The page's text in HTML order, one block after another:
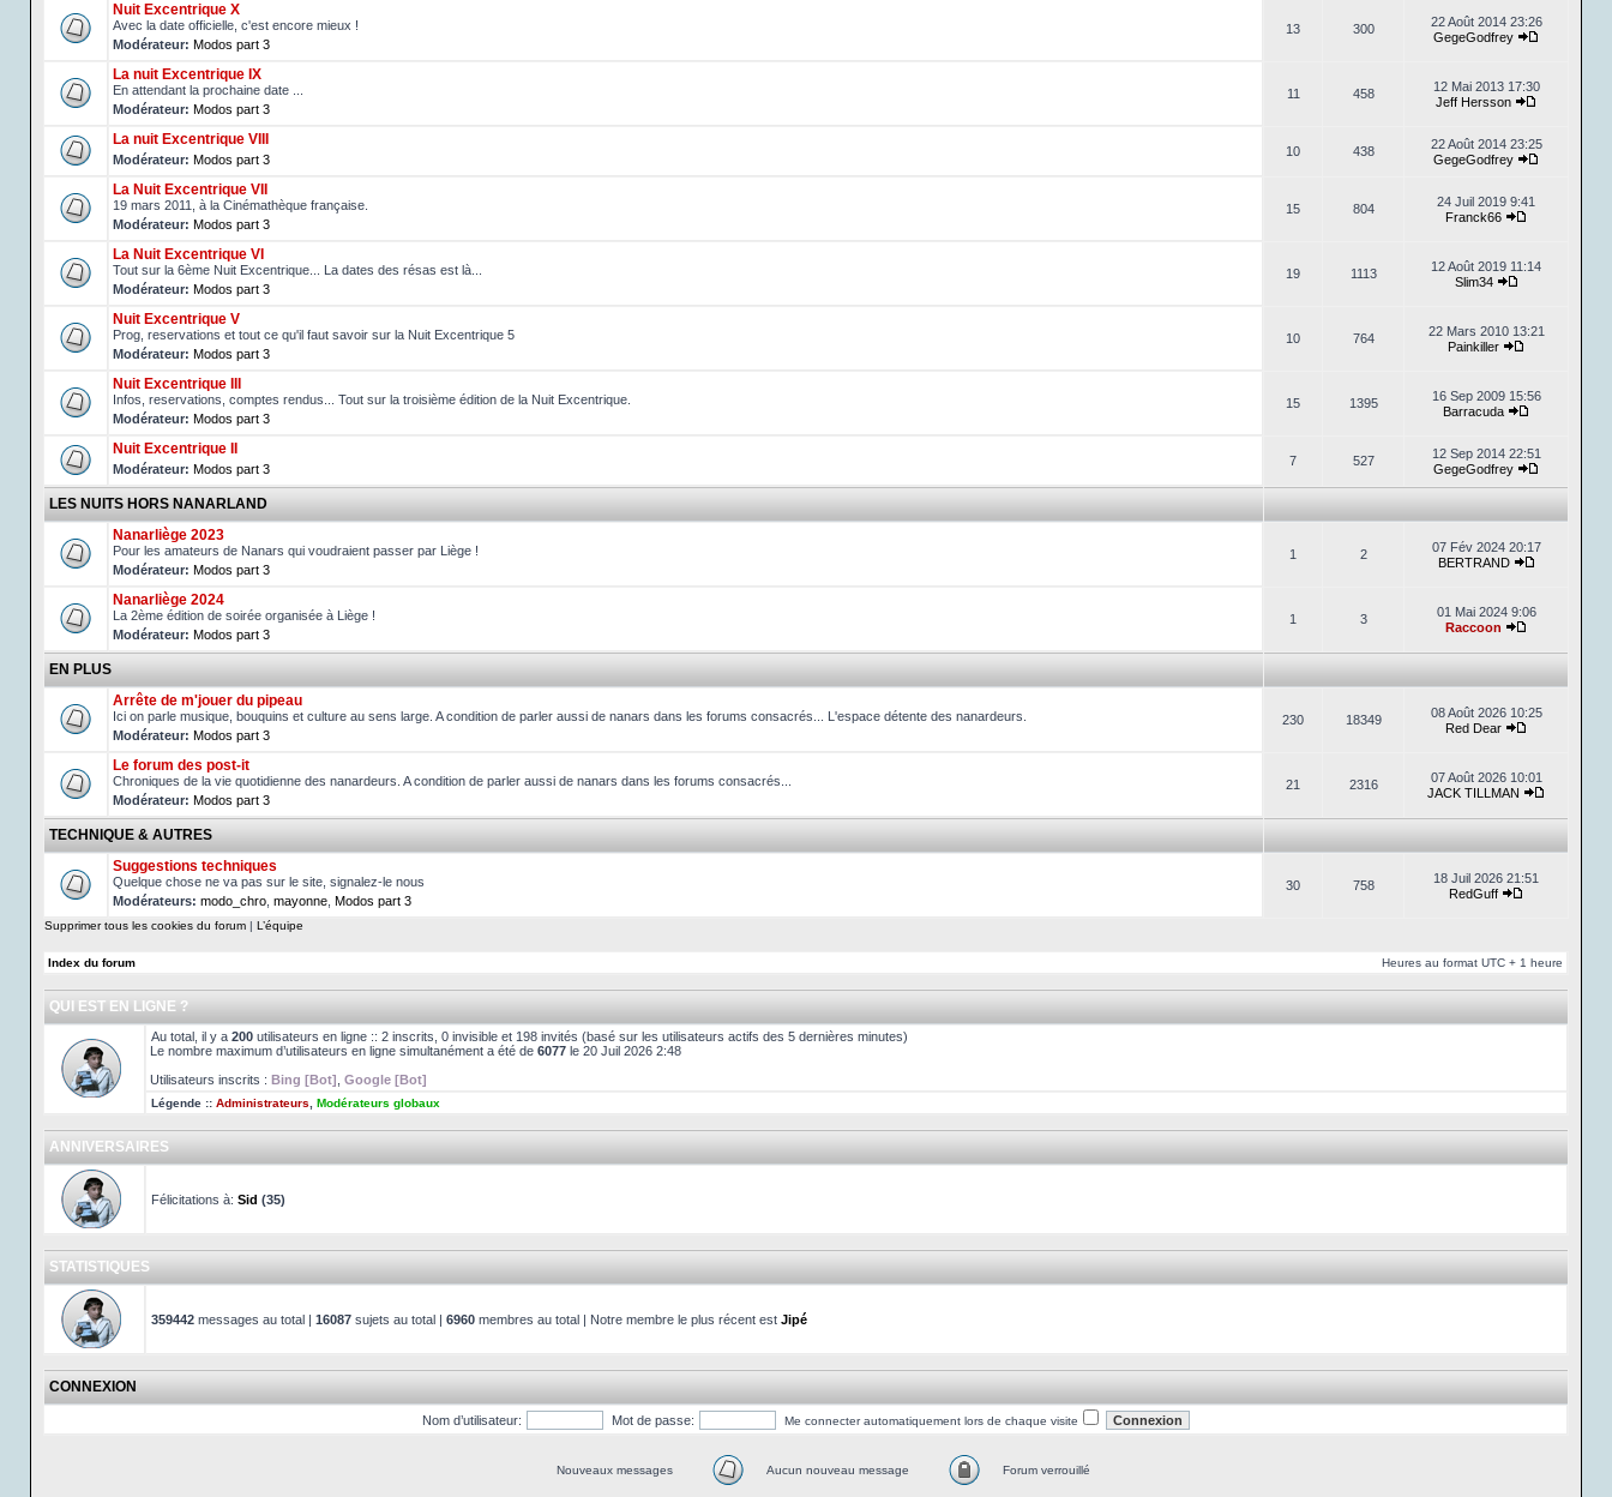
Nuit Excentrique X
Avec la date officielle, c'est encore mieux !
Modérateur: Modos part 3
13 300
22 Août 2014 23:26
GegeGodfrey
La nuit Excentrique IX
En attendant la prochaine date ...
Modérateur: Modos part 3
11 458
12 Mai 2013 17:30
Jeff Hersson
La nuit Excentrique VIII
Modérateur: Modos part 3
10 438
22 Août 2014 23:25
GegeGodfrey
La Nuit Excentrique VII
19 mars 2011, à la Cinémathèque française.
Modérateur: Modos part 3
15 804
24 Juil 2019 9:41
Franck66
La Nuit Excentrique VI
Tout sur la 6ème Nuit Excentrique... La dates des résas est là...
Modérateur: Modos part 3
19 1113
12 Août 2019 11:14
Slim34
Nuit Excentrique V
Prog, reservations et tout ce qu'il faut savoir sur la Nuit Excentrique 5
Modérateur: Modos part 3
10 764
22 Mars 2010 13:21
Painkiller
Nuit Excentrique III
Infos, reservations, comptes rendus... Tout sur la troisième édition de la Nuit Excentrique.
Modérateur: Modos part 3
15 1395
16 Sep 2009 15:56
Barracuda
Nuit Excentrique II
Modérateur: Modos part 3
7 527
12 Sep 2014 22:51
GegeGodfrey
LES NUITS HORS NANARLAND
Nanarliège 2023
Pour les amateurs de Nanars qui voudraient passer par Liège !
Modérateur: Modos part 3
1 2
07 Fév 2024 20:17
BERTRAND
Nanarliège 2024
La 2ème édition de soirée organisée à Liège !
Modérateur: Modos part 3
1 3
01 Mai 2024 9:06
Raccoon
EN PLUS
Arrête de m'jouer du pipeau
Ici on parle musique, bouquins et culture au sens large. A condition de parler aussi de nanars dans les forums consacrés... L'espace détente des nanardeurs.
Modérateur: Modos part 3
230 18349
08 Août 2026 10:25
Red Dear
Le forum des post-it
Chroniques de la vie quotidienne des nanardeurs. A condition de parler aussi de nanars dans les forums consacrés...
Modérateur: Modos part 3
21 2316
07 Août 2026 10:01
JACK TILLMAN
TECHNIQUE & AUTRES
Suggestions techniques
Quelque chose ne va pas sur le site, signalez-le nous
Modérateurs: modo_chro mayonne Modos part 3
30 758
18 Juil 2026 21:51
RedGuff
Supprimer tous les cookies du forum | L’équipe
Index du forum Heures au format UTC + 1 heure
QUI EST EN LIGNE ?
Au total, il y a 200 utilisateurs en ligne :: 2 inscrits, 0 invisible et 198 invités (basé sur les utilisateurs actifs des 5 dernières minutes)
Le nombre maximum d’utilisateurs en ligne simultanément a été de 6077 le 20 Juil 2026 2:48
Utilisateurs inscrits : Bing [Bot] Google [Bot]
Légende :: Administrateurs Modérateurs globaux
ANNIVERSAIRES
Félicitations à: Sid (35)
STATISTIQUES
359442 messages au total | 16087 sujets au total | 6960 membres au total | Notre membre le plus récent est Jipé
CONNEXION
Nom d’utilisateur: Mot de passe: Me connecter automatiquement lors de chaque visite
Nouveaux messages Aucun nouveau message Forum verrouillé